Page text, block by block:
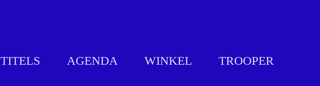
TITELS AGENDA WINKEL
TROOPER